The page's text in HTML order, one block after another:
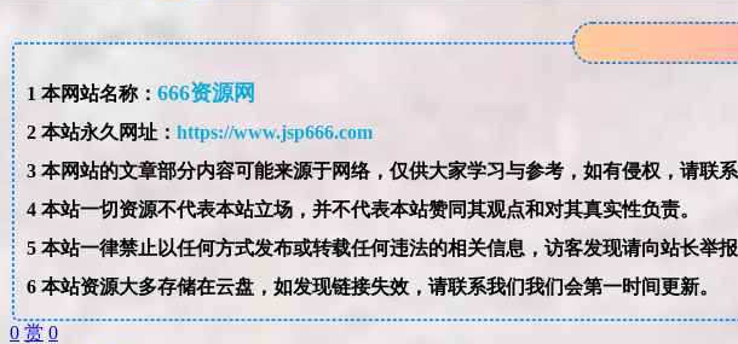
1 本网站名称： 666资源网
2本站永久网址： https://www.jsp666.com
3
4本站一切资源不代表本站立场，并不代表本站赞同其观点和对其真实性负责。
5本站一律禁止以任何方式发布或转载任何违法的相关信息，访客发现请向站长举报
6本站资源大多存储在云盘，如发现链接失效，请联系我们我们会第一时间更新。
0 赏 0